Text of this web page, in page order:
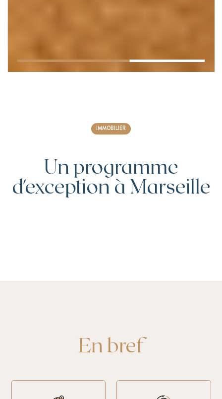
IMMOBILIER
Un programme
d'exception à Marseille
En bref